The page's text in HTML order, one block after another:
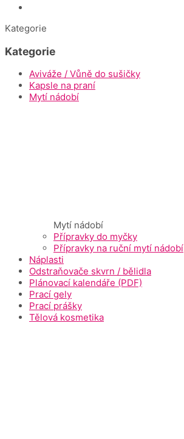
Kategorie
Kategorie
Aviváže / Vůně do sušičky
Kapsle na praní
Mytí nádobí
Mytí nádobí
Přípravky do myčky
Přípravky na ruční mytí nádobí
Náplasti
Odstraňovače skvrn / bělidla
Plánovací kalendáře (PDF)
Prací gely
Prací prášky
Tělová kosmetika